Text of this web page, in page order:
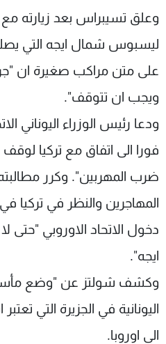
وعلق تسيبراس بعد زيارته
ليسبوس شمال ايجه التي
على متن مراكب صغيرة ان
ويجب ان تتوقف".
ودعا رئيس الوزراء اليوناني
فورا الى اتفاق مع تركيا
ضرب المهربين". وكرر
المهاجرين والنظر في تركيا
دخول الاتحاد الاوروبي "حتى
ايجه".
وكشف شولتز عن "وضع
اليونانية في الجزيرة التي
الى اوروبا.